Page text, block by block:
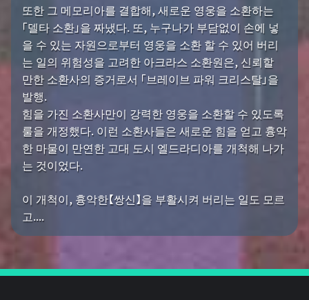
또한 그 메모리아를 결합해, 새로운 영웅을 소환하는
「델타 소환」을 짜냈다. 또, 누구나가 부담없이 손에 넣
을 수 있는 자원으로부터 영웅을 소환 할 수 있어 버리
는 일의 위험성을 고려한 아크라스 소환원은, 신뢰할
만한 소환사의 증거로서 「브레이브 파워 크리스탈」을
발행.
힘을 가진 소환사만이 강력한 영웅을 소환할 수 있도록
룰을 개정했다. 이런 소환사들은 새로운 힘을 얻고 흉악
한 마물이 만연한 고대 도시 엘드라디아를 개척해 나가
는 것이었다.
이 개척이, 흉악한【쌍신】을 부활시켜 버리는 일도 모르
고....